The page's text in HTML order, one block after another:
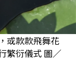
或款款飛舞花
繁衍儀式 圖／